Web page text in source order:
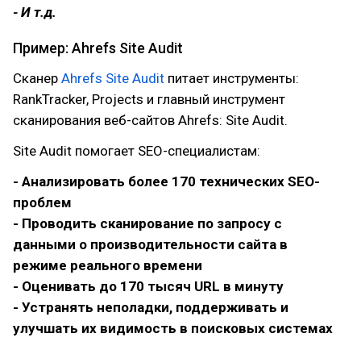
- И т.д.
Пример: Ahrefs Site Audit
Сканер Ahrefs Site Audit питает инструменты:
RankTracker, Projects и главный инструмент
сканирования веб-сайтов Ahrefs: Site Audit.
Site Audit помогает SEO-специалистам:
- Анализировать более 170 технических SEO-
проблем
- Проводить сканирование по запросу с
данными о производительности сайта в
режиме реального времени
- Оценивать до 170 тысяч URL в минуту
- Устранять неполадки, поддерживать и
улучшать их видимость в поисковых системах